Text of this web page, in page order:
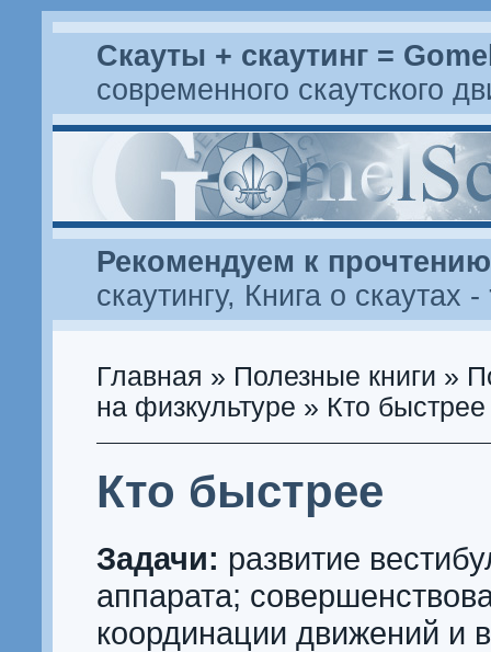
Скауты + скаутинг =
современного скаутского
Рекомендуем к прочтению
скаутингу, Книга о скаутах -
Главная » Полезные книги »
на физкультуре » Кто быстрее
Кто быстрее
Задачи: развитие
аппарата;
координации движений и